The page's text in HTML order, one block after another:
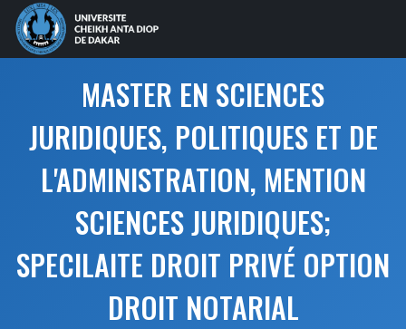
MASTER EN SCIENCES
JURIDIQUES, POLITIQUES ET DE
L'ADMINISTRATION, MENTION
SCIENCES JURIDIQUES;
SPECILAITE DROIT PRIVÉ OPTION
DROIT NOTARIAL